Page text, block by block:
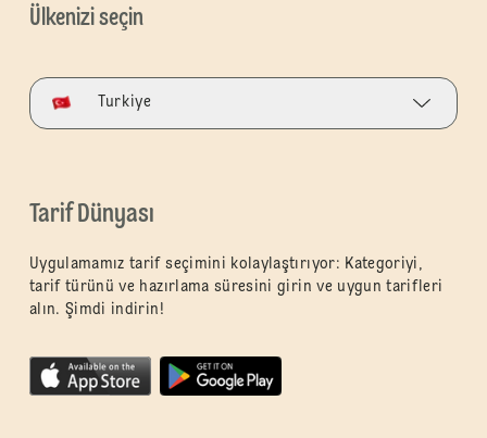
Ülkenizi seçin
Turkiye
Tarif Dünyası
Uygulamamız tarif seçimini kolaylaştırıyor: Kategoriyi,
tarif türünü ve hazırlama süresini girin ve uygun tarifleri
alın. Şimdi indirin!